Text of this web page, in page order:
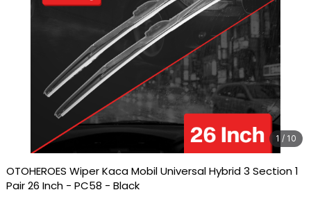
1 / 10
OTOHEROES Wiper Kaca Mobil Universal Hybrid 3 Section 1
Pair 26 Inch - PC58 - Black